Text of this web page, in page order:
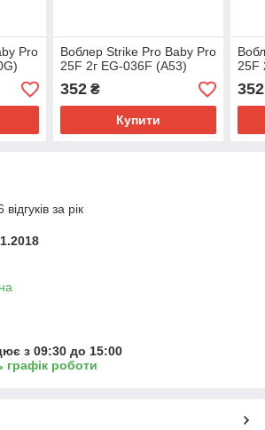
Pro
Воблер Strike Pro Baby Pro
25F 2г EG-036F (A53)
352₴
Купити
25F
352
за рік
з 09:30 до 15:00
графік роботи